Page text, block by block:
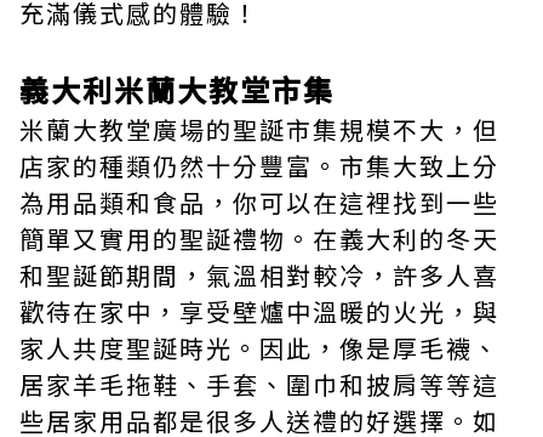
充滿儀式感的體驗！
義大利米蘭大教堂市集
米蘭大教堂廣場的聖誕市集規模不大，但
店家的種類仍然十分豐富。市集大致上分
為用品類和食品，你可以在這裡找到一些
簡單又實用的聖誕禮物。在義大利的冬天
和聖誕節期間，氣溫相對較冷，許多人喜
歡待在家中，享受壁爐中溫暖的火光，與
家人共度聖誕時光。因此，像是厚毛襪、
居家羊毛拖鞋、手套、圍巾和披肩等等這
些居家用品都是很多人送禮的好選擇。如